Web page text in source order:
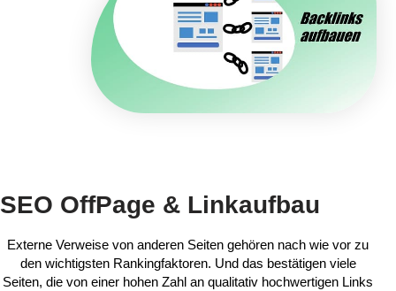
SEO OffPage & Linkaufbau
Externe Verweise von anderen Seiten gehören nach wie vor zu
den wichtigsten Rankingfaktoren. Und das bestätigen viele
Seiten, die von einer hohen Zahl an qualitativ hochwertigen Links